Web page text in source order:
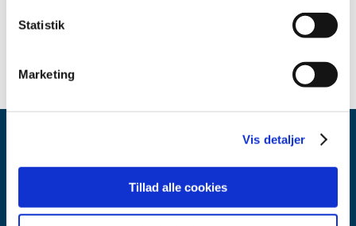
Statistik
Marketing
Vis detaljer
Tillad alle cookies